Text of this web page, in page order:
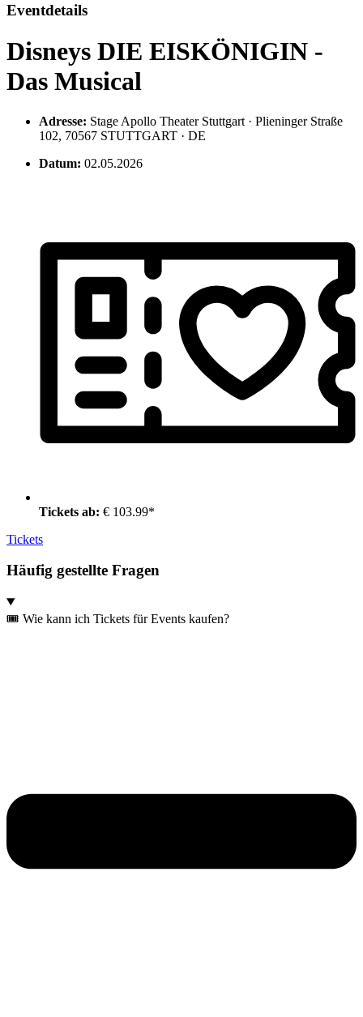
Eventdetails
Disneys DIE EISKÖNIGIN -
Das Musical
Adresse: Stage Apollo Theater Stuttgart · Plieninger Straße
102, 70567 STUTTGART · DE
Datum: 02.05.2026
Tickets ab: € 103.99*
Tickets
Häufig gestellte Fragen
🎟️ Wie kann ich Tickets für Events kaufen?